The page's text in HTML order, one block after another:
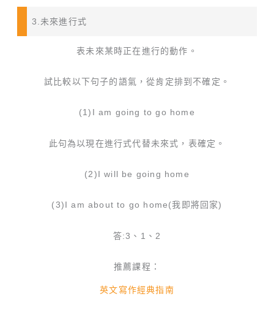
3.未來進行式
表未來某時正在進行的動作。
試比較以下句子的語氣，從肯定排到不確定。
(1)I am going to go home
此句為以現在進行式代替未來式，表確定。
(2)I will be going home
(3)I am about to go home(我即將回家)
答:3、1、2
推薦課程：
英文寫作經典指南